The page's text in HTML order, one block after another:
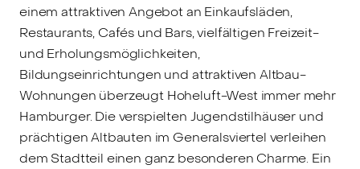
einem attraktiven Angebot an Einkaufsläden,
Restaurants, Cafés und Bars, vielfältigen Freizeit-
und Erholungsmöglichkeiten,
Bildungseinrichtungen und attraktiven Altbau-
Wohnungen überzeugt Hoheluft-West immer mehr
Hamburger. Die verspielten Jugendstilhäuser und
prächtigen Altbauten im Generalsviertel verleihen
dem Stadtteil einen ganz besonderen Charme. Ein